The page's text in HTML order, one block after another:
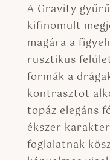
A Gravity
kifinomult
magára a
rusztikus
formák a
kontrasztot
topáz elegáns
ékszer
foglalatnak